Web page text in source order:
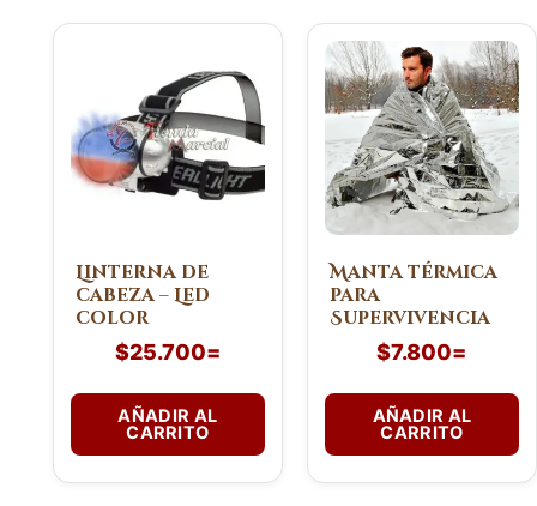
Linterna de
cabeza – Led
color
$25.700=
AÑADIR AL
CARRITO
Manta térmica
para
Supervivencia
$7.800=
AÑADIR AL
CARRITO